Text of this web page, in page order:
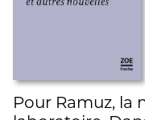
Pour Ramuz, la